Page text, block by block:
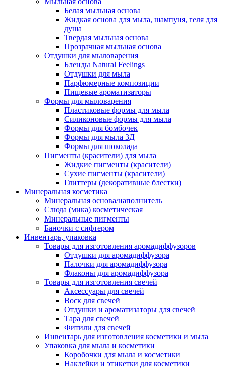
Белая мыльная основа
Жидкая основа для мыла, шампуня, геля для
душа
Твердая мыльная основа
Прозрачная мыльная основа
Отдушки для мыловарения
Бленды Natural Feelings
Отдушки для мыла
Парфюмерные композиции
Пищевые ароматизаторы
Формы для мыловарения
Пластиковые формы для мыла
Силиконовые формы для мыла
Формы для бомбочек
Формы для мыла 3Д
Формы для шоколада
Пигменты (красители) для мыла
Жидкие пигменты (красители)
Сухие пигменты (красители)
Глиттеры (декоративные блестки)
Минеральная косметика
Минеральная основа/наполнитель
Слюда (мика) косметическая
Минеральные пигменты
Баночки с сифтером
Инвентарь, упаковка
Товары для изготовления аромадиффузоров
Отдушки для аромадиффузора
Палочки для аромадиффузора
Флаконы для аромадиффузора
Товары для изготовления свечей
Аксессуары для свечей
Воск для свечей
Отдушки и ароматизаторы для свечей
Тара для свечей
Фитили для свечей
Инвентарь для изготовления косметики и мыла
Упаковка для мыла и косметики
Коробочки для мыла и косметики
Наклейки и этикетки для косметики